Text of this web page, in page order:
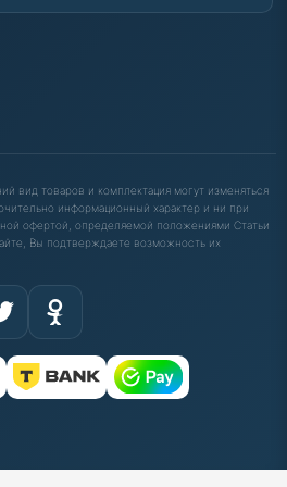
вид товаров и комплектация могут изменяться
информационный характер и ни при
офертой, определяемой положениями Статьи
Вы подтверждаете возможность их